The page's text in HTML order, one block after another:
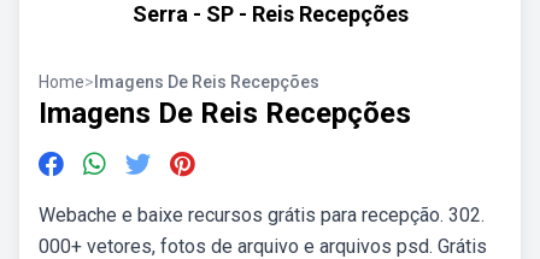
Serra - SP - Reis Recepções
Home> Imagens De Reis Recepções
Imagens De Reis Recepções
Webache e baixe recursos grátis para recepção. 302.
000+ vetores, fotos de arquivo e arquivos psd. Grátis